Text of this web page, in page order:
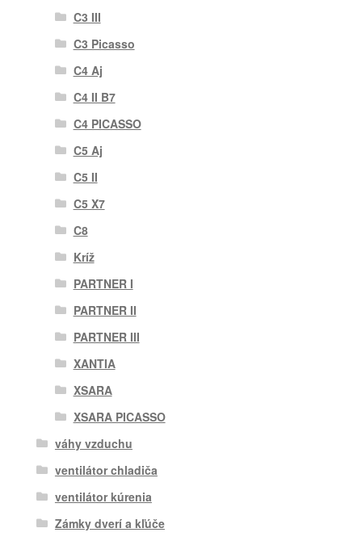
C3 III
C3 Picasso
C4 Aj
C4 II B7
C4 PICASSO
C5 Aj
C5 II
C5 X7
C8
Kríž
PARTNER I
PARTNER II
PARTNER III
XANTIA
XSARA
XSARA PICASSO
váhy vzduchu
ventilátor chladiča
ventilátor kúrenia
Zámky dverí a kľúče